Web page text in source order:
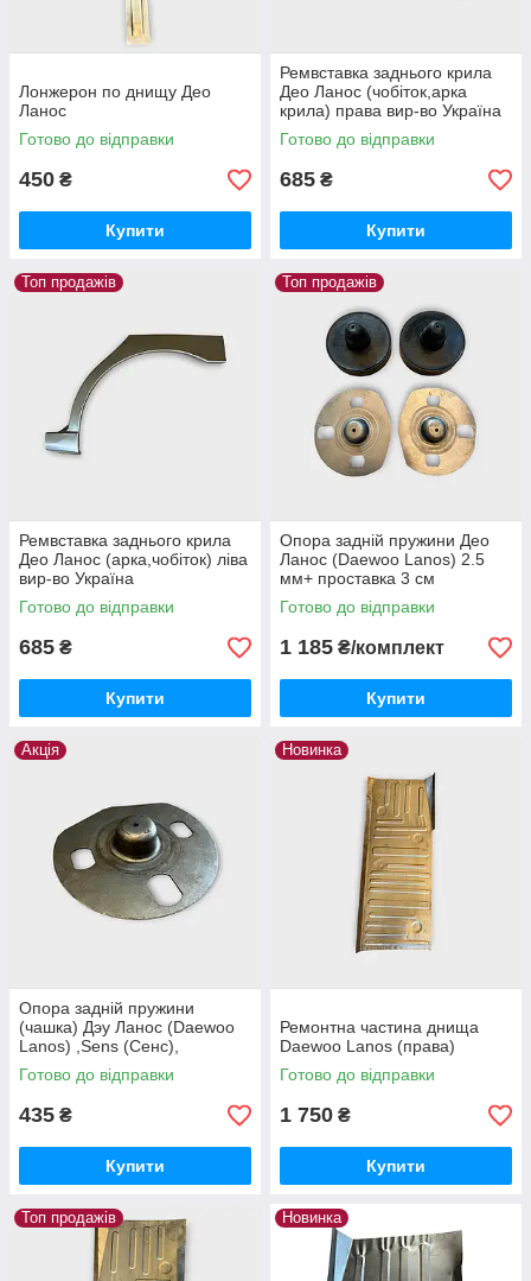
Лонжерон по днищу Део
Ланос
Готово до відправки
450 ₴
Купити
Ремвставка заднього крила
Део Ланос (чобіток,арка
крила) права вир-во Україна
Готово до відправки
685 ₴
Купити
Топ продажів
Ремвставка заднього крила
Део Ланос (арка,чобіток) ліва
вир-во Україна
Готово до відправки
685 ₴
Купити
Топ продажів
Опора задній пружини Део
Ланос (Daewoo Lanos) 2.5
мм+ проставка 3 см
Готово до відправки
1 185 ₴/комплект
Купити
Акція
Опора задній пружини
(чашка) Дэу Ланос (Daewoo
Lanos) ,Sens (Сенс),
усиленная - 2,5 мм
Готово до відправки
435 ₴
Купити
Новинка
Ремонтна частина днища
Daewoo Lanos (права)
Готово до відправки
1 750 ₴
Купити
Топ продажів Новинка